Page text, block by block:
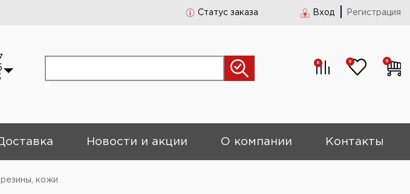
Статус заказа Вход Регистрация
0 0 0
Новости и акции О компании Контакты
резины, кожи